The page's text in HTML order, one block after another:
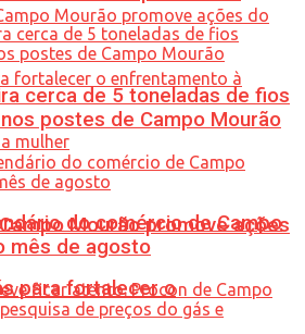
Mourão promove ações
para fortalecer o
cerca de 5 toneladas de fios
postes de Campo Mourão
do comércio de Campo
mês de agosto